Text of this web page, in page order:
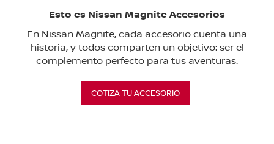
Esto es Nissan Magnite Accesorios
En Nissan Magnite, cada accesorio cuenta una
historia, y todos comparten un objetivo: ser el
complemento perfecto para tus aventuras.
COTIZA TU ACCESORIO